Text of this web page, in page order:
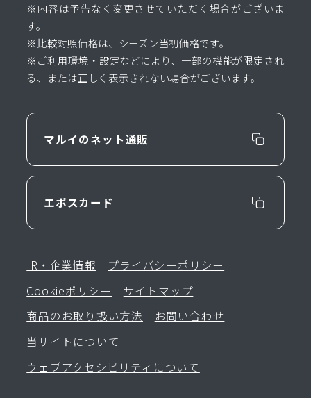
※内容は予告なく変更させていただく場合がございま
す。
※比較対照価格は、シーズン当初価格です。
※ご利用環境・設定などにより、一部の機能が限定され
る、または正しく表示されない場合がございます。
マルイのネット通販
エポスカード
IR・企業情報
プライバシーポリシー
Cookieポリシー
サイトマップ
商品のお取り扱い方法
お問い合わせ
当サイトについて
ウェブアクセシビリティについて